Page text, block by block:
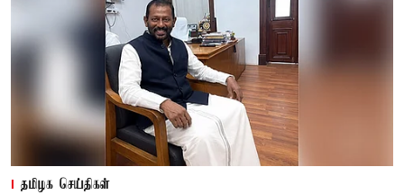
தமிழக செய்திகள்